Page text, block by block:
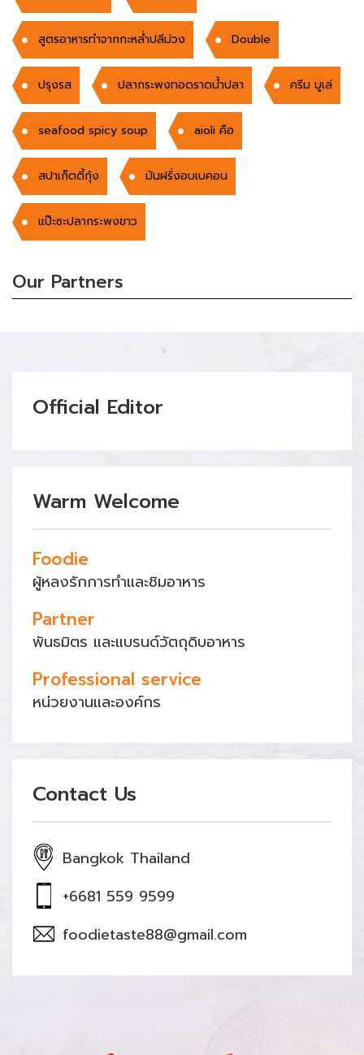
สูตรอาหารทำจากกะหล่ำปลีม่วง Double
ปรุงรส ปลากระพงทอดราดน้ำปลา ครีม บูเล่
seafood spicy soup aioli คือ
สปาเก็ตตี้กุ้ง มันฝรั่งอบเบคอน
แป๊ะซะปลากระพงขาว
Our Partners
Official Editor
Warm Welcome
Foodie
ผู้หลงรักการทำและชิมอาหาร
Partner
พันธมิตร และแบรนด์วัตถุดิบอาหาร
Professional service
หน่วยงานและองค์กร
Contact Us
Bangkok Thailand
+6681 559 9599
foodietaste88@gmail.com